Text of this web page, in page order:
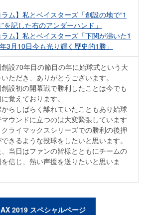
ラム】私とベイスターズ「創設の地で“1
を記した右のアンダーハンド」
ラム】私とベイスターズ「下関が沸いた1
3月10日今も光り輝く歴史的1勝」
設70年目の節目の年に始球式という大
ただき、ありがとうございます。
設初の開幕戦で勝利したことは今でも
覚えております。
からしばらく離れていたこともあり始球
ウンドに立つのは大変緊張しています
クライマックスシリーズでの勝利の後押
できるような投球をしたいと思います。
、当日はファンの皆様とともにチームの
信じ、熱い声援を送りたいと思いま
2019 スペシャルページ